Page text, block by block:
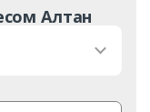
Алтан